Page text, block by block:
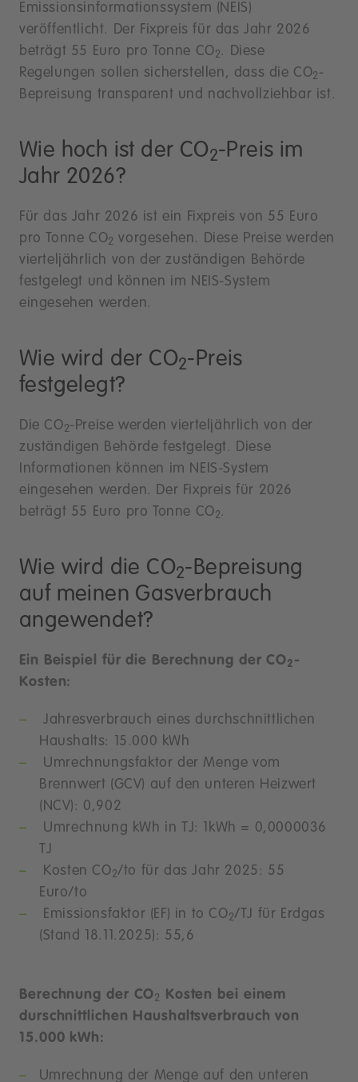
Emissionsinformationssystem (NEIS)
veröffentlicht. Der Fixpreis für das Jahr 2026
beträgt 55 Euro pro Tonne CO2 . Diese
Regelungen sollen sicherstellen, dass die CO2 -
Bepreisung transparent und nachvollziehbar ist.
Wie hoch ist der CO2-Preis im
Jahr 2026?
Für das Jahr 2026 ist ein Fixpreis von 55 Euro
pro Tonne CO2 vorgesehen. Diese Preise werden
vierteljährlich von der zuständigen Behörde
festgelegt und können im NEIS-System
eingesehen werden.
Wie wird der CO2-Preis
festgelegt?
Die CO2-Preise werden vierteljährlich von der
zuständigen Behörde festgelegt. Diese
Informationen können im NEIS-System
eingesehen werden. Der Fixpreis für 2026
beträgt 55 Euro pro Tonne CO2 .
Wie wird die CO2-Bepreisung
auf meinen Gasverbrauch
angewendet?
Ein Beispiel für die Berechnung der CO2 -
Kosten:
Jahresverbrauch eines durchschnittlichen
Haushalts: 15.000 kWh
Umrechnungsfaktor der Menge vom
Brennwert (GCV) auf den unteren Heizwert
(NCV): 0,902
Umrechnung kWh in TJ: 1kWh = 0,0000036
TJ
Kosten CO2/to für das Jahr 2025: 55
Euro/to
Emissionsfaktor (EF) in to CO2/TJ für Erdgas
(Stand 18.11.2025): 55,6
Berechnung der CO2
Kosten bei einem
durschnittlichen Haushaltsverbrauch von
15.000 kWh:
Umrechnung der Menge auf den unteren